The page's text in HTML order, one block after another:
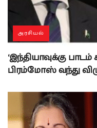
அரசியல்
‘இந்தியாவுக்கு
பிரம்மோஸ் வந்து